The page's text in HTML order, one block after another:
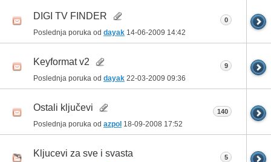
DIGI TV FINDER
Poslednja poruka od dayak 14-06-2009 14:42
0
Keyformat v2
Poslednja poruka od dayak 22-03-2009 09:36
9
Ostali ključevi
Poslednja poruka od azpol 18-09-2008 17:52
140
Kljucevi za sve i svasta 5